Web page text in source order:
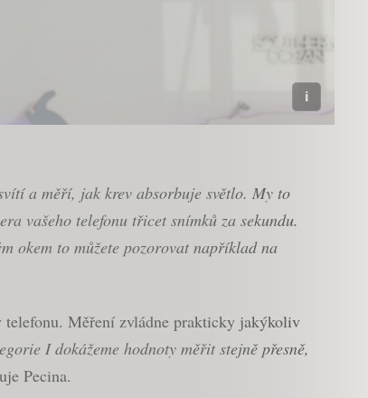
a měří, jak krev absorbuje světlo. My to
vašeho telefonu třicet snímků za sekundu.
okem to můžete pozorovat například na
Měření zvládne prakticky jakýkoliv
I dokážeme hodnoty měřit stejně přesně,
Pecina.